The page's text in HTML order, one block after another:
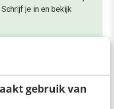
gebruik van
je in en bekijk